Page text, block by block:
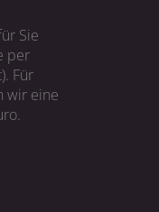
Sie
per
Für
wir eine